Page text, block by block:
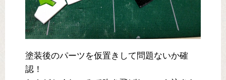
塗装後のパーツを仮置きして問題ないか確
認！